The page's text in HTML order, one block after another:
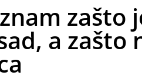
zašto
a zašto